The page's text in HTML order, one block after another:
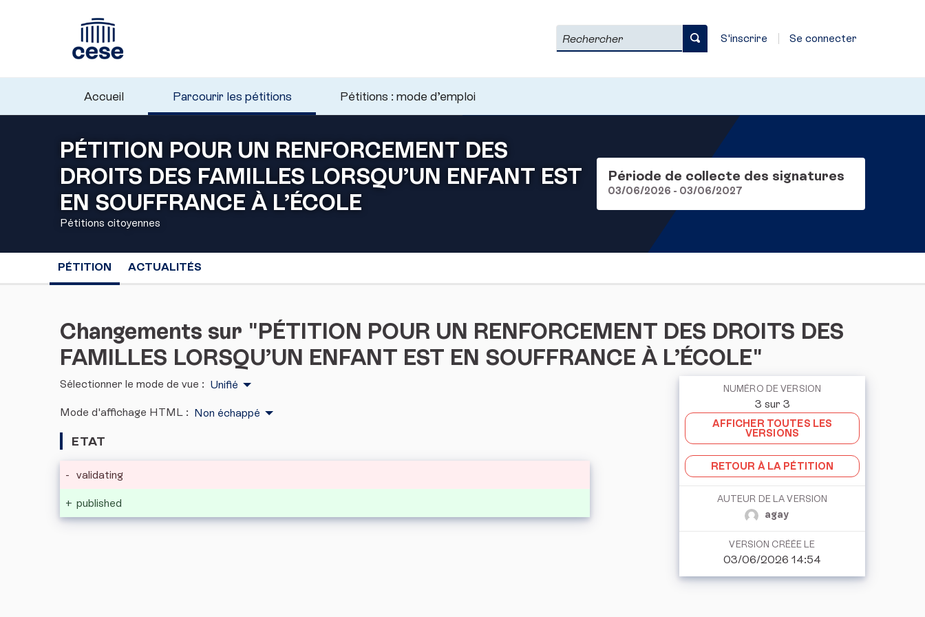
Rechercher S'inscrire Se connecter
Accueil Parcourir les pétitions Pétitions : mode d’emploi
PÉTITION POUR UN RENFORCEMENT DES
DROITS DES FAMILLES LORSQU’UN ENFANT EST
EN SOUFFRANCE À L’ÉCOLE
Pétitions citoyennes
Période de collecte des signatures
03/06/2026 - 03/06/2027
PÉTITION ACTUALITÉS
Changements sur "PÉTITION POUR UN RENFORCEMENT DES DROITS DES
FAMILLES LORSQU’UN ENFANT EST EN SOUFFRANCE À L’ÉCOLE"
Sélectionner le mode de vue : Unifié
Mode d'affichage HTML : Non échappé
ETAT
- validating
+ published
NUMÉRO DE VERSION
3 sur 3
AFFICHER TOUTES LES
VERSIONS
RETOUR À LA PÉTITION
AUTEUR DE LA VERSION
agay
VERSION CRÉÉE LE
03/06/2026 14:54